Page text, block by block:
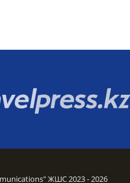
ЖШС 2023 - 2026